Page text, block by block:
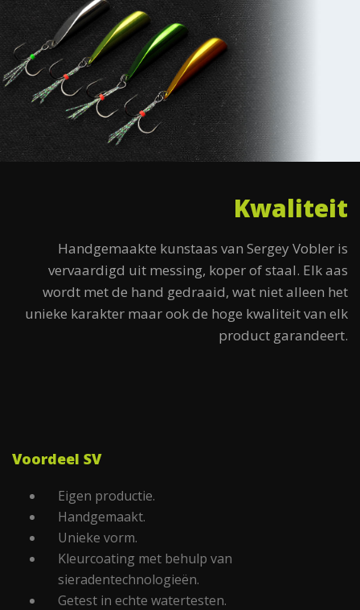
Kwaliteit
Handgemaakte kunstaas van Sergey Vobler is
vervaardigd uit messing, koper of staal. Elk aas
wordt met de hand gedraaid, wat niet alleen het
unieke karakter maar ook de hoge kwaliteit van elk
product garandeert.
Voordeel SV
Eigen productie.
Handgemaakt.
Unieke vorm.
Kleurcoating met behulp van
sieradentechnologieën.
Getest in echte watertesten.